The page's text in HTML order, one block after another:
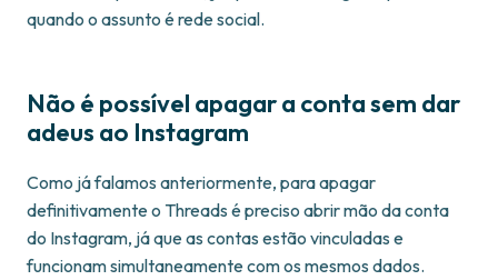
quando o assunto é rede social.
Não é possível apagar a conta sem dar
adeus ao Instagram
Como já falamos anteriormente, para apagar
definitivamente o Threads é preciso abrir mão da conta
do Instagram, já que as contas estão vinculadas e
funcionam simultaneamente com os mesmos dados.